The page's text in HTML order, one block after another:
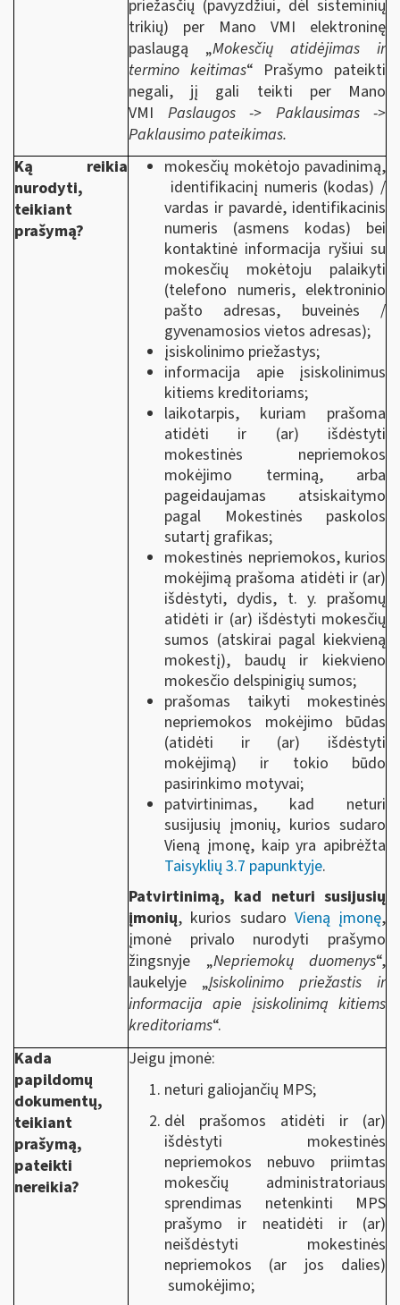
priežasčių (pavyzdžiui, dėl sisteminių
trikių) per Mano VMI elektroninę
paslaugą „Mokesčių atidėjimas ir
termino keitimas“ Prašymo pateikti
negali, jį gali teikti per Mano
VMI Paslaugos ->
Paklausimas ->
Paklausimo pateikimas.
Ką reikia
nurodyti,
teikiant
prašymą?
mokesčių mokėtojo pavadinimą,
identifikacinį numeris (kodas) /
vardas ir pavardė, identifikacinis
numeris (asmens kodas) bei
kontaktinė informacija ryšiui su
mokesčių mokėtoju palaikyti
(telefono numeris, elektroninio
pašto adresas, buveinės /
gyvenamosios vietos adresas);
įsiskolinimo priežastys;
informacija apie įsiskolinimus
kitiems kreditoriams;
laikotarpis, kuriam prašoma
atidėti ir (ar) išdėstyti
mokestinės nepriemokos
mokėjimo terminą, arba
pageidaujamas atsiskaitymo
pagal Mokestinės paskolos
sutartį grafikas;
mokestinės nepriemokos, kurios
mokėjimą prašoma atidėti ir (ar)
išdėstyti, dydis, t. y. prašomų
atidėti ir (ar) išdėstyti mokesčių
sumos (atskirai pagal kiekvieną
mokestį), baudų ir kiekvieno
mokesčio delspinigių sumos;
prašomas taikyti mokestinės
nepriemokos mokėjimo būdas
(atidėti ir (ar) išdėstyti
mokėjimą) ir tokio būdo
pasirinkimo motyvai;
patvirtinimas, kad neturi
susijusių įmonių, kurios sudaro
Vieną įmonę, kaip yra apibrėžta
Taisyklių 3.7 papunktyje.
Patvirtinimą, kad neturi susijusių
įmonių, kurios sudaro Vieną įmonę,
įmonė privalo nurodyti prašymo
žingsnyje „Nepriemokų duomenys“,
laukelyje „Įsiskolinimo priežastis ir
informacija apie įsiskolinimą kitiems
kreditoriams“.
Kada
papildomų
dokumentų,
teikiant
prašymą,
pateikti
nereikia?
Jeigu įmonė:
neturi galiojančių MPS;
dėl prašomos atidėti ir (ar)
išdėstyti mokestinės
nepriemokos nebuvo priimtas
mokesčių administratoriaus
sprendimas netenkinti MPS
prašymo ir neatidėti ir (ar)
neišdėstyti mokestinės
nepriemokos (ar jos dalies)
sumokėjimo;